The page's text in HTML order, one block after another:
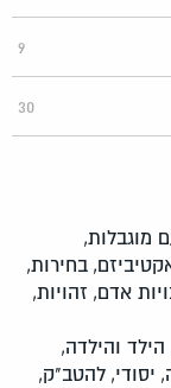
9
30
מוגבלות,
בחירות,
אדם, זהויות,
הילד והילדה,
יסודי, להטב"ק,